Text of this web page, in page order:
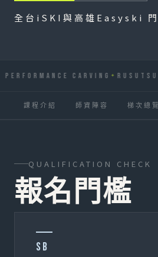
全台iSKI與高雄Easyski 門
CARVING RUSUTSU ·
課程介紹 師資陣容 梯次總覽
QUALIFICATION CHECK
報名門檻
SB